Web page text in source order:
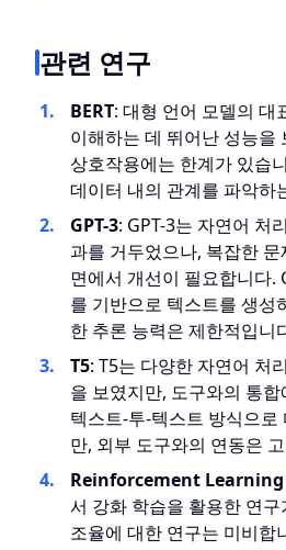
관련 연구
BERT: 대형 언어 모델의 대
이해하는 데 뛰어난 성능을
상호작용에는 한계가 있습
데이터 내의 관계를 파악하
GPT-3: GPT-3는 자연어 처
과를 거두었으나, 복잡한
면에서 개선이 필요합니다.
를 기반으로 텍스트를 생성
한 추론 능력은 제한적입니
T5: T5는 다양한 자연어 처
을 보였지만, 도구와의 통
텍스트-투-텍스트 방식으로
만, 외부 도구와의 연동은
Reinforcement
서 강화 학습을 활용한 연
조율에 대한 연구는 미비합